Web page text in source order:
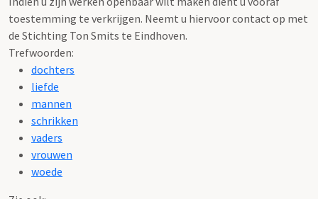
toestemming te verkrijgen. Neemt u hiervoor contact op met
de Stichting Ton Smits te Eindhoven.
Trefwoorden:
dochters
liefde
mannen
schrikken
vaders
vrouwen
woede